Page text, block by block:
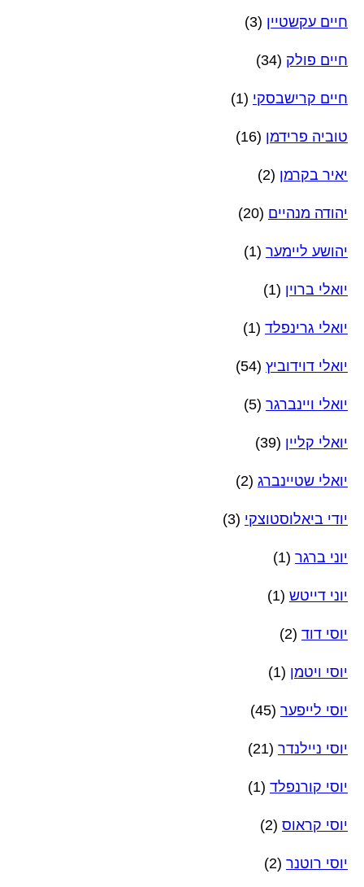
חיים עקשטיין (3)
חיים פולק (34)
חיים קרישבסקי (1)
טוביה פרידמן (16)
יאיר בקרמן (2)
יהודה מנהיים (20)
יהושע ליימער (1)
יואלי ברוין (1)
יואלי גרינפלד (1)
יואלי דוידוביץ (54)
יואלי ויינברגר (5)
יואלי קליין (39)
יואלי שטיינברג (2)
יודי ביאלוסטוצקי (3)
יוני ברגר (1)
יוני דייטש (1)
יוסי דוד (2)
יוסי ויטמן (1)
יוסי לייפער (45)
יוסי ניילנדר (21)
יוסי קורנפלד (1)
יוסי קראוס (2)
יוסי רוטנר (2)